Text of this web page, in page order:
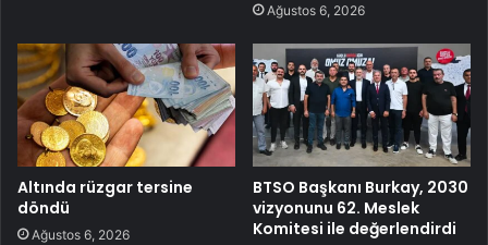
Ağustos 6, 2026
Altında rüzgar tersine
döndü
Ağustos 6, 2026
BTSO Başkanı Burkay, 2030
vizyonunu 62. Meslek
Komitesi ile değerlendirdi